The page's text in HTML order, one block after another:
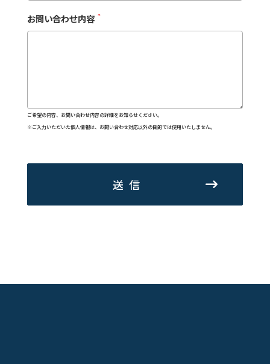
お問い合わせ内容 *
ご希望の内容、お問い合わせ内容の詳細をお知らせください。
※ご入力いただいた個人情報は、お問い合わせ対応以外の目的では使用いたしません。
送信